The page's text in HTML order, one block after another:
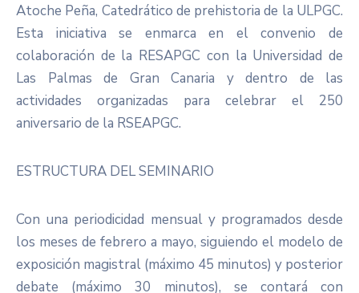
Atoche Peña, Catedrático de prehistoria de la ULPGC.
Esta iniciativa se enmarca en el convenio de
colaboración de la RESAPGC con la Universidad de
Las Palmas de Gran Canaria y dentro de las
actividades organizadas para celebrar el 250
aniversario de la RSEAPGC.
ESTRUCTURA DEL SEMINARIO
Con una periodicidad mensual y programados desde
los meses de febrero a mayo, siguiendo el modelo de
exposición magistral (máximo 45 minutos) y posterior
debate (máximo 30 minutos), se contará con